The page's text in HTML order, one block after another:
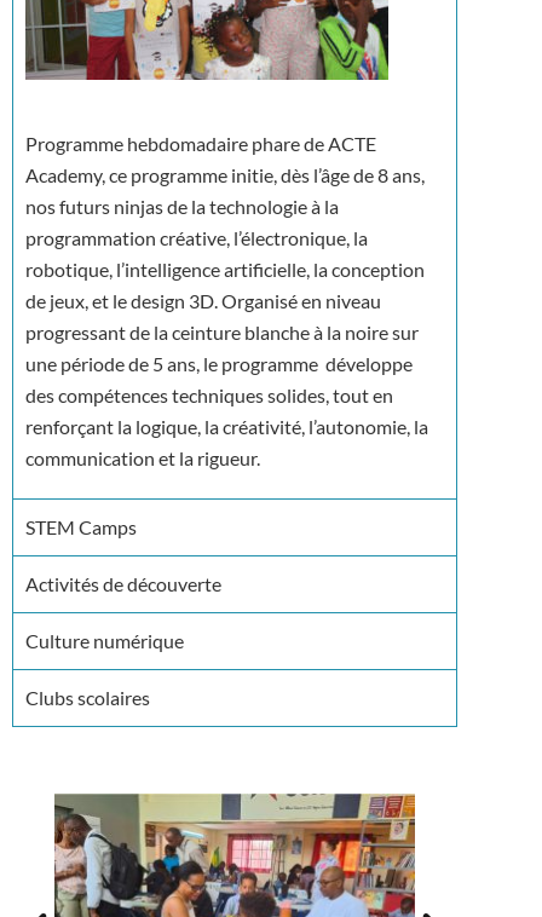
Programme hebdomadaire phare de ACTE
Academy, ce programme initie, dès l’âge de 8 ans,
nos futurs ninjas de la technologie à la
programmation créative, l’électronique, la
robotique, l’intelligence artificielle, la conception
de jeux, et le design 3D. Organisé en niveau
progressant de la ceinture blanche à la noire sur
une période de 5 ans, le programme développe
des compétences techniques solides, tout en
renforçant la logique, la créativité, l’autonomie, la
communication et la rigueur.
STEM Camps
Activités de découverte
Culture numérique
Clubs scolaires